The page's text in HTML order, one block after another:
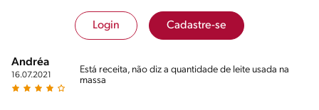
Login Cadastre-se
Andréa
16.07.2021
Está receita, não diz a quantidade de leite usada na
massa